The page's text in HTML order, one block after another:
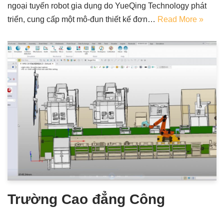
ngoại tuyến robot gia dụng do YueQing Technology phát
triển, cung cấp một mô-đun thiết kế đơn… Read More »
Trường Cao đẳng Công